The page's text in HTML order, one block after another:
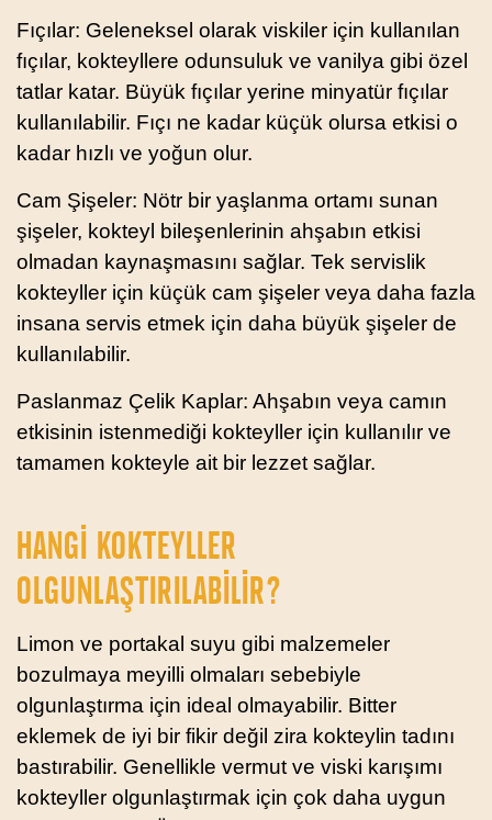
Fıçılar: Geleneksel olarak viskiler için kullanılan
fıçılar, kokteyllere odunsuluk ve vanilya gibi özel
tatlar katar. Büyük fıçılar yerine minyatür fıçılar
kullanılabilir. Fıçı ne kadar küçük olursa etkisi o
kadar hızlı ve yoğun olur.
Cam Şişeler: Nötr bir yaşlanma ortamı sunan
şişeler, kokteyl bileşenlerinin ahşabın etkisi
olmadan kaynaşmasını sağlar. Tek servislik
kokteyller için küçük cam şişeler veya daha fazla
insana servis etmek için daha büyük şişeler de
kullanılabilir.
Paslanmaz Çelik Kaplar: Ahşabın veya camın
etkisinin istenmediği kokteyller için kullanılır ve
tamamen kokteyle ait bir lezzet sağlar.
HANGI KOKTEYLLER
OLGUNLAŞTIRILABILIR?
Limon ve portakal suyu gibi malzemeler
bozulmaya meyilli olmaları sebebiyle
olgunlaştırma için ideal olmayabilir. Bitter
eklemek de iyi bir fikir değil zira kokteylin tadını
bastırabilir. Genellikle vermut ve viski karışımı
kokteyller olgunlaştırmak için çok daha uygun